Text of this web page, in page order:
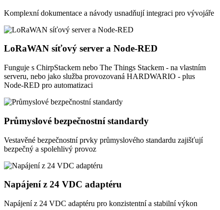
Komplexní dokumentace a návody usnadňují integraci pro vývojáře
LoRaWAN síťový server a Node-RED
Funguje s ChirpStackem nebo The Things Stackem - na vlastním
serveru, nebo jako služba provozovaná HARDWARIO - plus
Node-RED pro automatizaci
Průmyslové bezpečnostní standardy
Vestavěné bezpečnostní prvky průmyslového standardu zajišťují
bezpečný a spolehlivý provoz
Napájení z 24 VDC adaptéru
Napájení z 24 VDC adaptéru pro konzistentní a stabilní výkon